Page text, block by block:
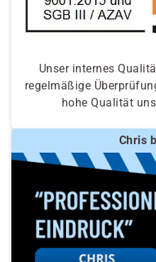
Unser internes
regelmäßige
hohe Qualität
Chris